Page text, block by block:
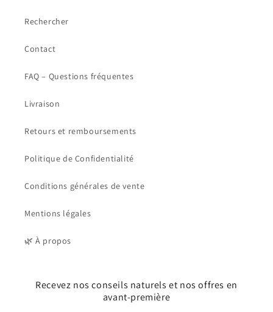
Rechercher
Contact
FAQ – Questions fréquentes
Livraison
Retours et remboursements
Politique de Confidentialité
Conditions générales de vente
Mentions légales
🌿 À propos
Recevez nos conseils naturels et nos offres en
avant-première